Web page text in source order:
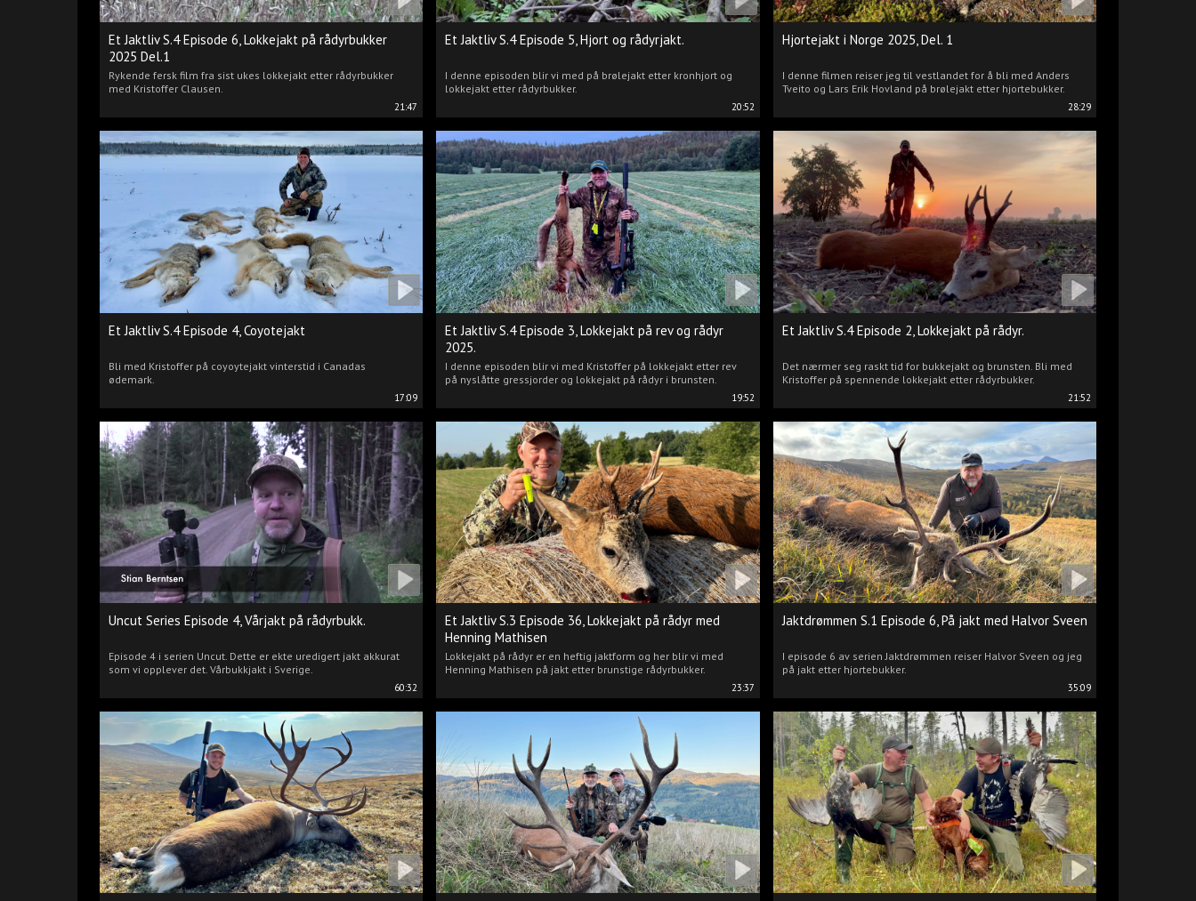
21:47
Et Jaktliv S.4 Episode 6, Lokkejakt på rådyrbukker
2025 Del.1
Rykende fersk film fra sist ukes lokkejakt etter rådyrbukker
med Kristoffer Clausen.
20:52
Et Jaktliv S.4 Episode 5, Hjort og rådyrjakt.
I denne episoden blir vi med på brølejakt etter kronhjort og
lokkejakt etter rådyrbukker.
28:29
Hjortejakt i Norge 2025, Del. 1
I denne filmen reiser jeg til vestlandet for å bli med Anders
Tveito og Lars Erik Hovland på brølejakt etter hjortebukker.
17:09
Et Jaktliv S.4 Episode 4, Coyotejakt
Bli med Kristoffer på coyoytejakt vinterstid i Canadas
ødemark.
19:52
Et Jaktliv S.4 Episode 3, Lokkejakt på rev og rådyr
2025.
I denne episoden blir vi med Kristoffer på lokkejakt etter rev
på nyslåtte gressjorder og lokkejakt på rådyr i brunsten.
21:52
Et Jaktliv S.4 Episode 2, Lokkejakt på rådyr.
Det nærmer seg raskt tid for bukkejakt og brunsten. Bli med
Kristoffer på spennende lokkejakt etter rådyrbukker.
60:32
Uncut Series Episode 4, Vårjakt på rådyrbukk.
Episode 4 i serien Uncut. Dette er ekte uredigert jakt akkurat
som vi opplever det. Vårbukkjakt i Sverige.
23:37
Et Jaktliv S.3 Episode 36, Lokkejakt på rådyr med
Henning Mathisen
Lokkejakt på rådyr er en heftig jaktform og her blir vi med
Henning Mathisen på jakt etter brunstige rådyrbukker.
35:09
Jaktdrømmen S.1 Episode 6, På jakt med Halvor Sveen
I episode 6 av serien Jaktdrømmen reiser Halvor Sveen og jeg
på jakt etter hjortebukker.